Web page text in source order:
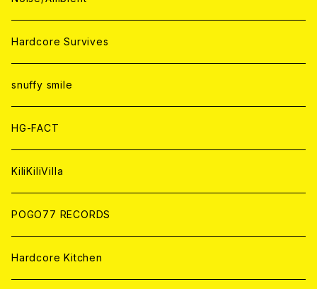
ANALOG
ANALOG
CD
ANALOG
CD
ANALOG
WORLD
CD
ANALOG
JAPAN
CD
ANALOG
WORLD
CD
ANALOG
Hardcore Survives
snuffy smile
HG-FACT
KiliKiliVilla
POGO77 RECORDS
Hardcore Kitchen